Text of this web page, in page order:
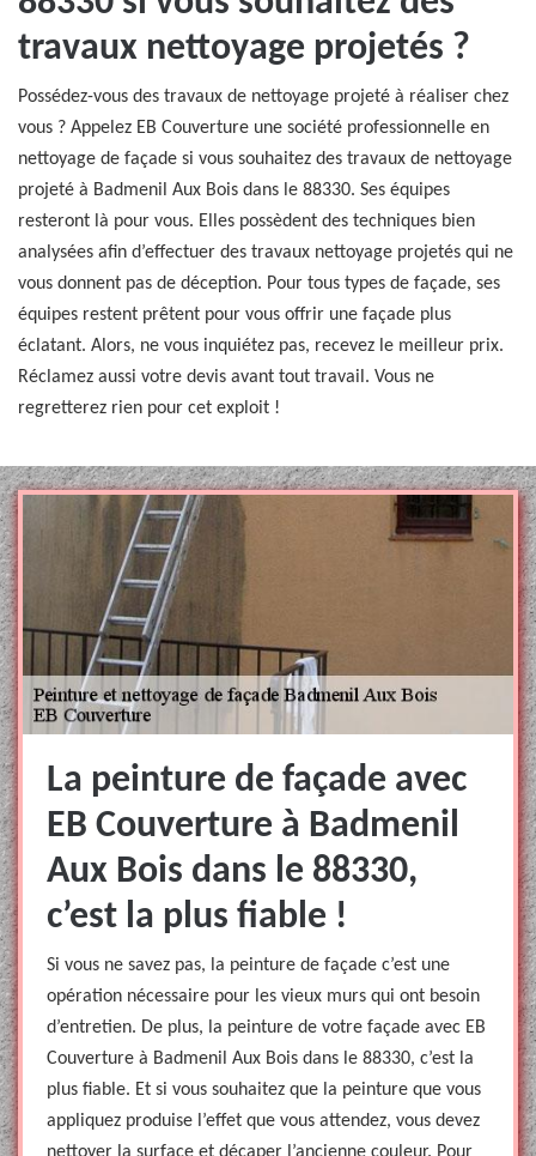
travaux nettoyage projetés ?
Possédez-vous des travaux de nettoyage projeté à réaliser chez
vous ? Appelez EB Couverture une société professionnelle en
nettoyage de façade si vous souhaitez des travaux de nettoyage
projeté à Badmenil Aux Bois dans le 88330. Ses équipes
resteront là pour vous. Elles possèdent des techniques bien
analysées afin d’effectuer des travaux nettoyage projetés qui ne
vous donnent pas de déception. Pour tous types de façade, ses
équipes restent prêtent pour vous offrir une façade plus
éclatant. Alors, ne vous inquiétez pas, recevez le meilleur prix.
Réclamez aussi votre devis avant tout travail. Vous ne
regretterez rien pour cet exploit !
La peinture de façade avec
EB Couverture à Badmenil
Aux Bois dans le 88330,
c’est la plus fiable !
Si vous ne savez pas, la peinture de façade c’est une
opération nécessaire pour les vieux murs qui ont besoin
d’entretien. De plus, la peinture de votre façade avec EB
Couverture à Badmenil Aux Bois dans le 88330, c’est la
plus fiable. Et si vous souhaitez que la peinture que vous
appliquez produise l’effet que vous attendez, vous devez